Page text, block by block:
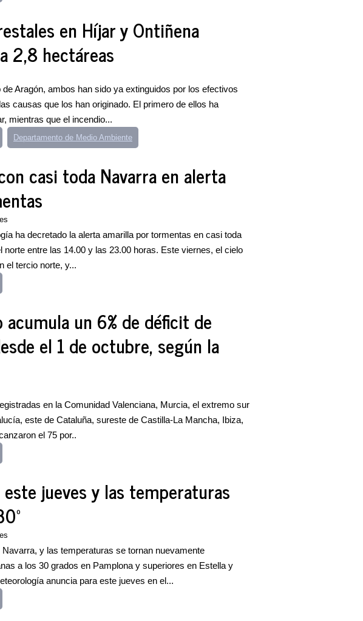
en Híjar y Ontiñena
2,8 hectáreas
Aragón, ambos han sido ya extinguidos por los efectivos
causas que los han originado. El primero de ellos ha
mientras que el incendio...
Departamento de Medio Ambiente
casi toda Navarra en alerta
ha decretado la alerta amarilla por tormentas en casi toda
norte entre las 14.00 y las 23.00 horas. Este viernes, el cielo
el tercio norte, y...
un 6% de déficit de
el 1 de octubre, según la
en la Comunidad Valenciana, Murcia, el extremo sur
este de Cataluña, sureste de Castilla-La Mancha, Ibiza,
el 75 por..
jueves y las temperaturas
y las temperaturas se tornan nuevamente
a los 30 grados en Pamplona y superiores en Estella y
anuncia para este jueves en el...